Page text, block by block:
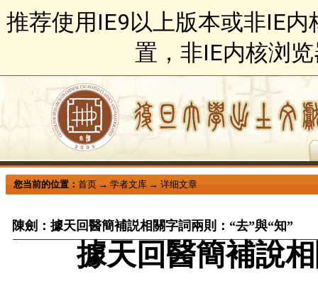
推荐使用IE9以上版本或非IE
置，非IE内核浏
您当前的位置：首页 →学者文库 →详细文章
陳劍：據天回醫簡補説相關字詞兩則：“去”與“知”
據天回醫簡補說